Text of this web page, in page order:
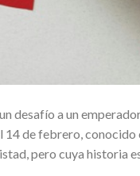
desafío a un
14 de febrero, conocido
pero cuya historia